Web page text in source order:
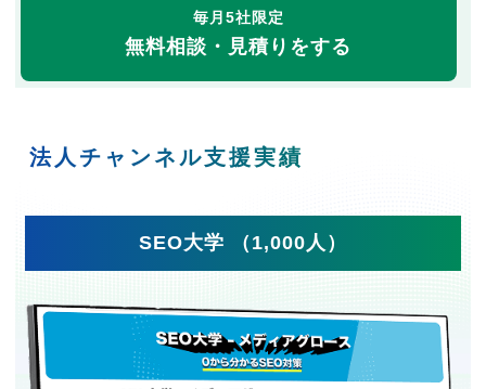
毎月5社限定
無料相談・見積りをする
法人チャンネル支援実績
SEO大学 （1,000人）